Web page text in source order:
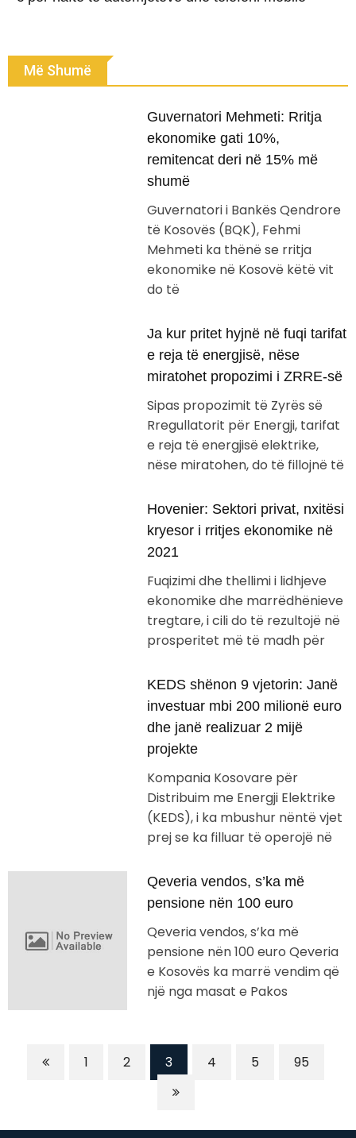
Më Shumë
Guvernatori Mehmeti: Rritja
ekonomike gati 10%,
remitencat deri në 15% më
shumë
Guvernatori i Bankës Qendrore
të Kosovës (BQK), Fehmi
Mehmeti ka thënë se rritja
ekonomike në Kosovë këtë vit
do të
Ja kur pritet hyjnë në fuqi tarifat
e reja të energjisë, nëse
miratohet propozimi i ZRRE-së
Sipas propozimit të Zyrës së
Rregullatorit për Energji, tarifat
e reja të energjisë elektrike,
nëse miratohen, do të fillojnë të
Hovenier: Sektori privat, nxitësi
kryesor i rritjes ekonomike në
2021
Fuqizimi dhe thellimi i lidhjeve
ekonomike dhe marrëdhënieve
tregtare, i cili do të rezultojë në
prosperitet më të madh për
KEDS shënon 9 vjetorin: Janë
investuar mbi 200 milionë euro
dhe janë realizuar 2 mijë
projekte
Kompania Kosovare për
Distribuim me Energji Elektrike
(KEDS), i ka mbushur nëntë vjet
prej se ka filluar të operojë në
Qeveria vendos, s’ka më
pensione nën 100 euro
Qeveria vendos, s’ka më
pensione nën 100 euro Qeveria
e Kosovës ka marrë vendim që
një nga masat e Pakos
1 2 3 4 5 95